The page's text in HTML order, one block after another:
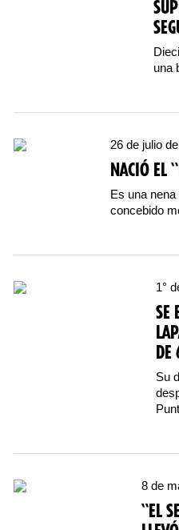
una
26 de julio
NACIÓ EL
Es una
concebido
1°
SE
DE
Su
8 de
“EL